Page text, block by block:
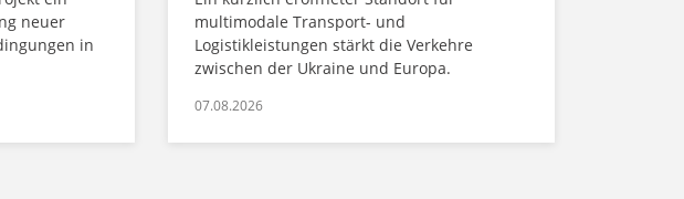
neuer
in
multimodale Transport- und
Logistikleistungen stärkt die Verkehre
zwischen der Ukraine und Europa.
07.08.2026